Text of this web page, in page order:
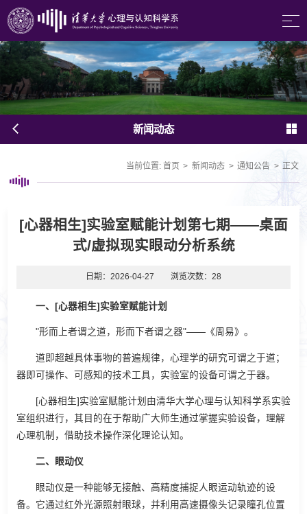
新闻动态
当前位置: 首页 > 新闻动态 > 通知公告 > 正文
[心器相生]实验室赋能计划第七期——桌面
式/虚拟现实眼动分析系统
日期：2026-04-27 浏览次数：28
一、[心器相生]实验室赋能计划
"形而上者谓之道，形而下者谓之器"——《周易》。
道即超越具体事物的普遍规律，心理学的研究可谓之于道；
器即可操作、可感知的技术工具，实验室的设备可谓之于器。
[心器相生]实验室赋能计划由清华大学心理与认知科学系实验
室组织进行，其目的在于帮助广大师生通过掌握实验设备，理解
心理机制，借助技术操作深化理论认知。
二、眼动仪
眼动仪是一种能够无接触、高精度捕捉人眼运动轨迹的设
备。它通过红外光源照射眼球，并利用高速摄像头记录瞳孔位置